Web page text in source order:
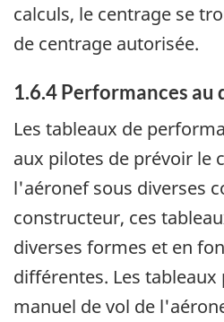
calculs, le centrage se
de centrage autorisée.
1.6.4 Performances au
Les tableaux de
aux pilotes de prévoir le
l'aéronef sous diverses
constructeur, ces
diverses formes et en
différentes. Les tableaux
manuel de vol de